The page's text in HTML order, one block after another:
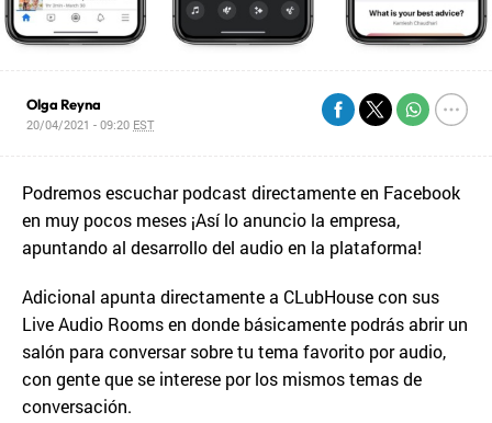
Olga Reyna
20/04/2021 - 09:20 EST
Podremos escuchar podcast directamente en Facebook
en muy pocos meses ¡Así lo anuncio la empresa,
apuntando al desarrollo del audio en la plataforma!
Adicional apunta directamente a CLubHouse con sus
Live Audio Rooms en donde básicamente podrás abrir un
salón para conversar sobre tu tema favorito por audio,
con gente que se interese por los mismos temas de
conversación.